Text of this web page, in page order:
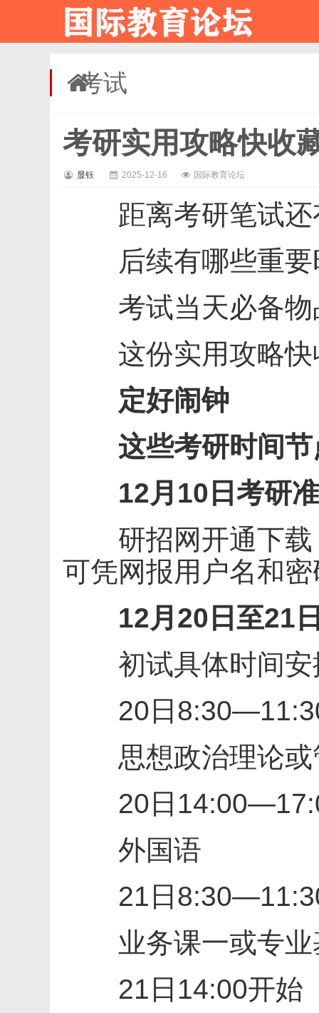
考试
考研实用攻略快收
显钰 2025-12-16 国际教育论坛
距离考研笔试还
后续有哪些重要
考试当天必备物
这份实用攻略快
定好闹钟
这些考研时间
12月10日考研
研招网开通下载
可凭网报用户名和
12月20日至21
初试具体时间安
20日
思想政治理论或
20日
外国语
21日
业务课一或专业
21日14:00开始